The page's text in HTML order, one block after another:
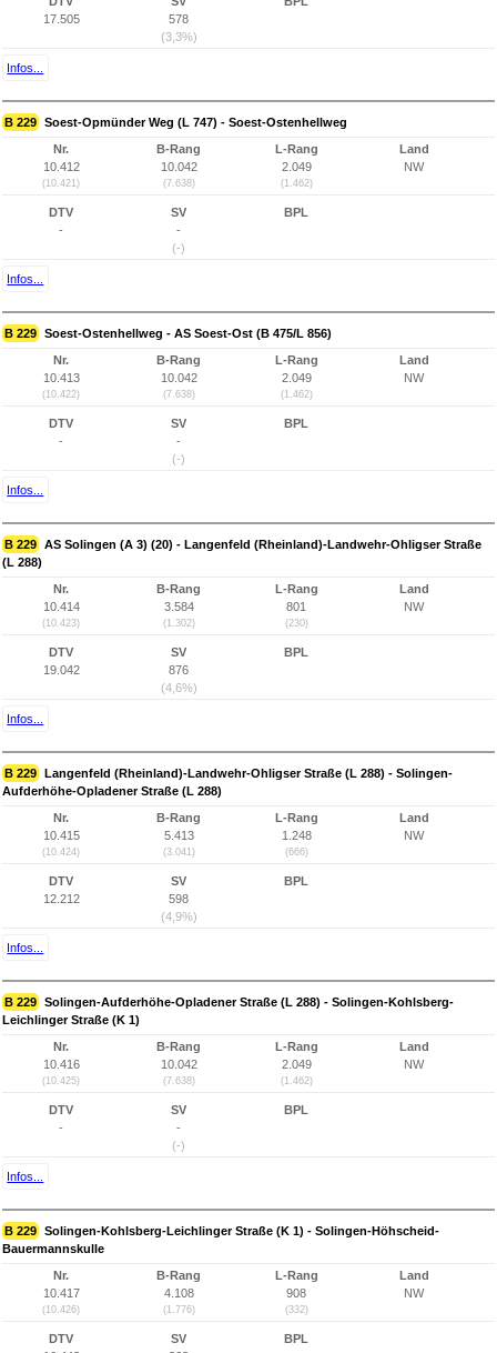
17.505
578
(3,3%)
Infos...
B 229 Soest-Opmünder Weg (L 747) - Soest-Ostenhellweg
Nr.
10.412
(10.421)
B-Rang
10.042
(7.638)
L-Rang
2.049
(1.462)
Land
NW
DTV
-
SV
-
(-)
BPL
Infos...
B 229 Soest-Ostenhellweg - AS Soest-Ost (B 475/L 856)
Nr.
10.413
(10.422)
B-Rang
10.042
(7.638)
L-Rang
2.049
(1.462)
Land
NW
DTV
-
SV
-
(-)
BPL
Infos...
B 229 AS Solingen (A 3) (20) - Langenfeld (Rheinland)-Landwehr-Ohligser Straße
(L 288)
Nr.
10.414
(10.423)
B-Rang
3.584
(1.302)
L-Rang
801
(230)
Land
NW
DTV
19.042
SV
876
(4,6%)
BPL
Infos...
B 229 Langenfeld (Rheinland)-Landwehr-Ohligser Straße (L 288) - Solingen-
Aufderhöhe-Opladener Straße (L 288)
Nr.
10.415
(10.424)
B-Rang
5.413
(3.041)
L-Rang
1.248
(666)
Land
NW
DTV
12.212
SV
598
(4,9%)
BPL
Infos...
B 229 Solingen-Aufderhöhe-Opladener Straße (L 288) - Solingen-Kohlsberg-
Leichlinger Straße (K 1)
Nr.
10.416
(10.425)
B-Rang
10.042
(7.638)
L-Rang
2.049
(1.462)
Land
NW
DTV
-
SV
-
(-)
BPL
Infos...
B 229 Solingen-Kohlsberg-Leichlinger Straße (K 1) - Solingen-Höhscheid-
Bauermannskulle
Nr.
10.417
(10.426)
B-Rang
4.108
(1.776)
L-Rang
908
(332)
Land
NW
DTV
SV
BPL